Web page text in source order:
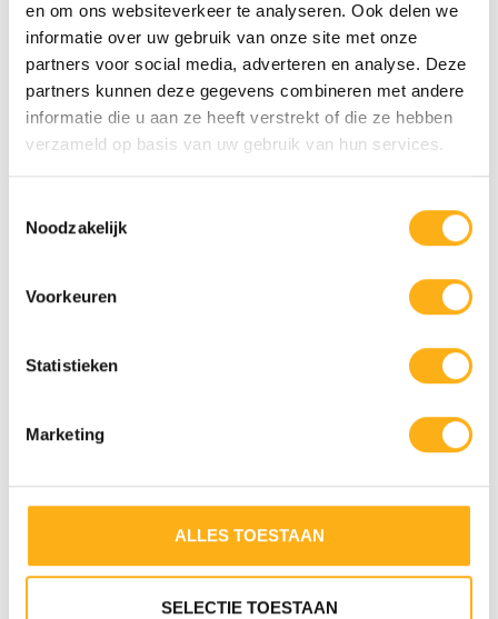
en om ons websiteverkeer te analyseren. Ook delen we
informatie over uw gebruik van onze site met onze
partners voor social media, adverteren en analyse. Deze
partners kunnen deze gegevens combineren met andere
informatie die u aan ze heeft verstrekt of die ze hebben
verzameld op basis van uw gebruik van hun services.
Noodzakelijk
Voorkeuren
Statistieken
Marketing
ALLES TOESTAAN
SELECTIE TOESTAAN
4
Fluid Rower Telefonhalterung -
Schwarz - Handyhalter
Auf Lager
€45,00
Fluid Antirutsch-Schutzmatte
- 225 x 90 cm
Auf Lager
€69,00
RECEIVER KIT, FOR
PLUS MODELS